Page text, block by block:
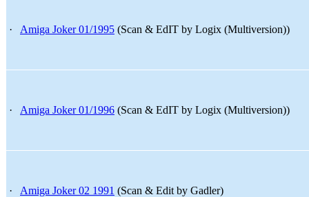
· Amiga Joker 01/1995 (Scan & EdIT by Logix (Multiversion))
· Amiga Joker 01/1996 (Scan & EdIT by Logix (Multiversion))
· Amiga Joker 02 1991 (Scan & Edit by Gadler)